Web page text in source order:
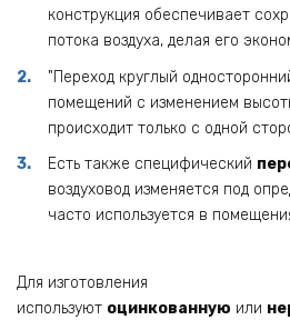
конструкция обеспечивает
потока воздуха, делая его
Переход круглый
помещений с изменением
происходит только с одной
Есть также специфический
воздуховод изменяется под
часто используется в
Для изготовления
используют оцинкованную или